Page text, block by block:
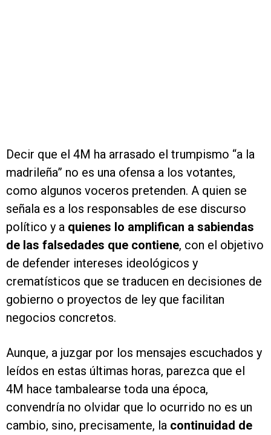
Decir que el 4M ha arrasado el trumpismo “a la
madrileña” no es una ofensa a los votantes,
como algunos voceros pretenden. A quien se
señala es a los responsables de ese discurso
político y a quienes lo amplifican a sabiendas
de las falsedades que contiene, con el objetivo
de defender intereses ideológicos y
crematísticos que se traducen en decisiones de
gobierno o proyectos de ley que facilitan
negocios concretos.
Aunque, a juzgar por los mensajes escuchados y
leídos en estas últimas horas, parezca que el
4M hace tambalearse toda una época,
convendría no olvidar que lo ocurrido no es un
cambio, sino, precisamente, la continuidad de